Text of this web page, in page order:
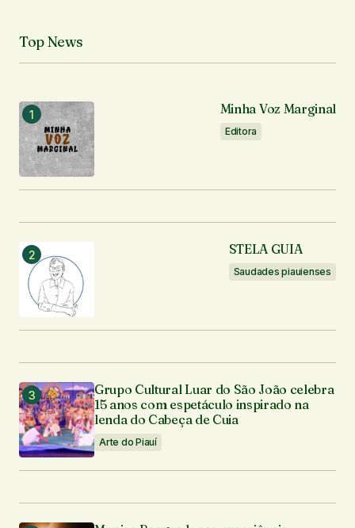
Seu e-mail
Notifique-me sobre novas publicações por e-mail.
Top News
Minha Voz Marginal
Editora
STELA GUIA
Saudades piauienses
Grupo Cultural Luar do São João celebra
15 anos com espetáculo inspirado na
lenda do Cabeça de Cuia
Arte do Piauí